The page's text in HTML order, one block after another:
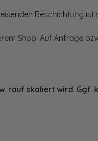
Beschichtung
Shop. Auf Anfrage
rauf skaliert wird.